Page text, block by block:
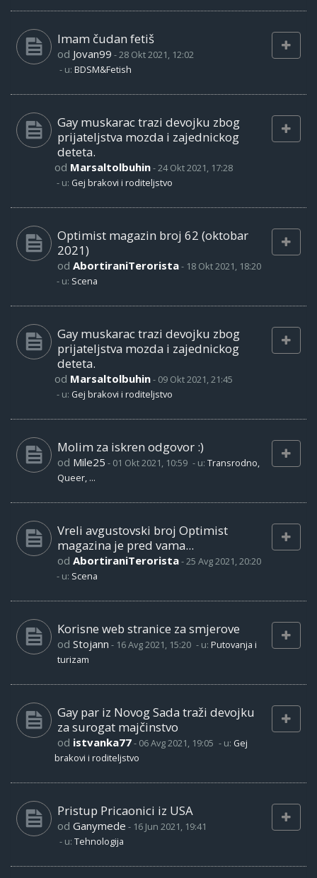
Imam čudan fetiš
od Jovan99 -28 Okt 2021, 12:02
- u: BDSM&Fetish
Gay muskarac trazi devojku zbog
prijateljstva mozda i zajednickog
deteta.
od Marsaltolbuhin-24 Okt 2021, 17:28
- u: Gej brakovi i roditeljstvo
Optimist magazin broj 62 (oktobar
2021)
od AbortiraniTerorista- 18 Okt 2021, 18:20
- u: Scena
Gay muskarac trazi devojku zbog
prijateljstva mozda i zajednickog
deteta.
od Marsaltolbuhin- 09 Okt 2021, 21:45
- u: Gej brakovi i roditeljstvo
Molim za iskren odgovor :)
od Mile25 - 01 Okt 2021, 10:59 - u: Transrodno,
Queer, ...
Vreli avgustovski broj Optimist
magazina je pred vama...
od AbortiraniTerorista-25 Avg 2021, 20:20
- u: Scena
Korisne web stranice za smjerove
od Stojann - 16 Avg 2021, 15:20 - u: Putovanja i
turizam
Gay par iz Novog Sada traži devojku
za surogat majčinstvo
od istvanka77- 06 Avg 2021, 19:05 - u: Gej
brakovi i roditeljstvo
Pristup Pricaonici iz USA
od Ganymede - 16 Jun 2021, 19:41
- u: Tehnologija